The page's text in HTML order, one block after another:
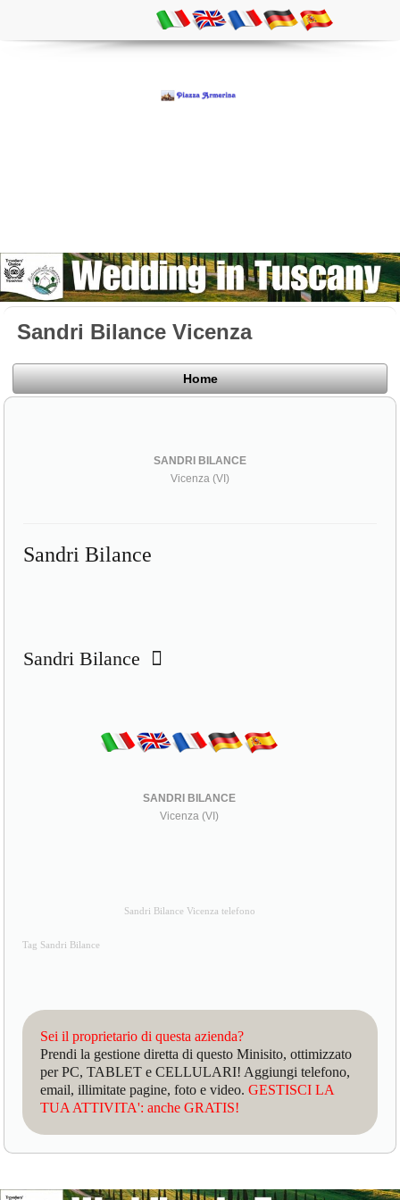
Sandri Bilance Vicenza
Home
SANDRI BILANCE
Vicenza (VI)
Sandri Bilance
Sandri Bilance
SANDRI BILANCE
Vicenza (VI)
Sandri Bilance Vicenza telefono
Tag Sandri Bilance
Sei il proprietario di questa azienda?
Prendi la gestione diretta di questo Minisito, ottimizzato
per PC, TABLET e CELLULARI! Aggiungi telefono,
email, illimitate pagine, foto e video.GESTISCI LA
TUA ATTIVITA': anche GRATIS!